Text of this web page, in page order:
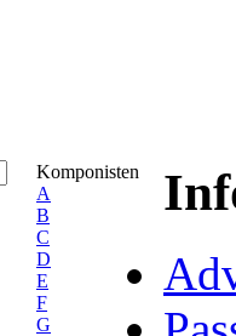
Komponisten
A
B
C
D
E
F
G